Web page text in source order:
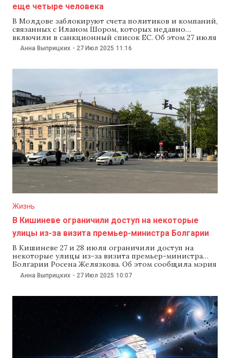
еще четыре человека
В Молдове заблокируют счета политиков и компаний,
связанных с Иланом Шором, которых недавно
включили в санкционный список ЕС. Об этом 27 июля
сообщил премьер-министр Дорин
Речан.Межведомственный наблюдательный совет,
санкций, принял решение заблокировать банковские
беглых депутатов Александра Нестеровского и Ирины
Лозован, председателя партии «Возрождение»
Натальи Параски, лидера
Анна Выприцких - 27 Июл 2025 11:16
Жизнь
В Кишиневе ограничили доступ на некоторые
улицы из-за визита премьер-министра Болгарии
В Кишиневе 27 и 28 июля ограничили доступ на
некоторые улицы из-за визита премьер-министра
Болгарии Росена Желязкова. Об этом сообщила мэрия
города.С 8:00 до 16:00 в центре Кишинева ограничат
доступ в некоторые общественные места и перекроют
будет проводить митинги, демонстрации, ремонтные
Анна Выприцких - 27 Июл 2025 10:07